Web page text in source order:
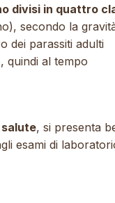
divisi in quattro
secondo la
dei parassiti adulti
quindi al tempo
, si presenta
esami di